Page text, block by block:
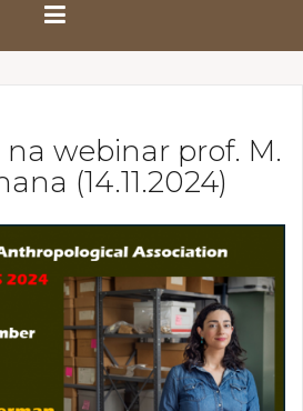
webinar prof. M.
(14.11.2024)